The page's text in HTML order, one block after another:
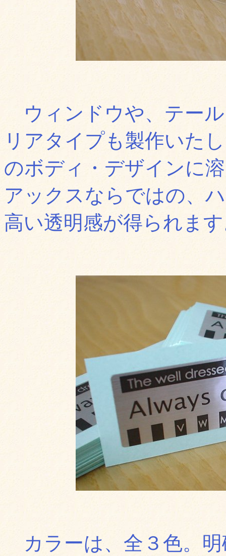
ウィンドウや、テー
リアタイプも製作いた
のボディ・デザインに
アックスならではの、
高い透明感が得られま
カラーは、全３色。